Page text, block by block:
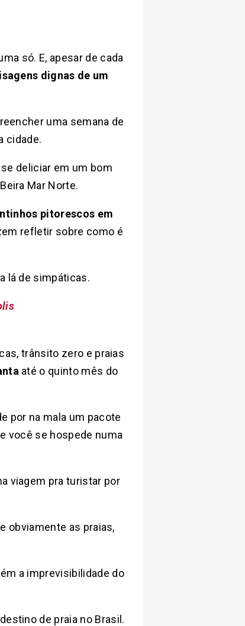
só. E, apesar de cada
dignas de um
uma semana de
cidade.
deliciar em um bom
Mar Norte.
pitorescos em
refletir sobre como é
lá de simpáticas.
trânsito zero e praias
até o quinto mês do
por na mala um pacote
você se hospede numa
viagem pra turistar por
obviamente as praias,
a imprevisibilidade do
de praia no Brasil.